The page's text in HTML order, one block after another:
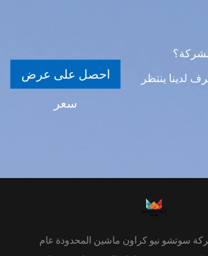
لدينا ينتظر
احصل على عرض
سعر
سوتشو نيو كراون ماشين المحدودة عام